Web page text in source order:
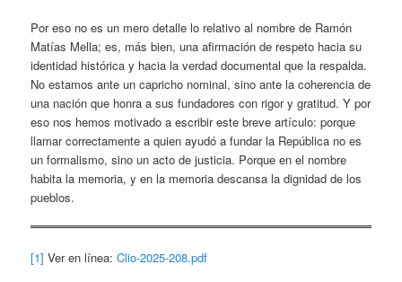
Por eso no es un mero detalle lo relativo al nombre de Ramón
Matías Mella; es, más bien, una afirmación de respeto hacia su
identidad histórica y hacia la verdad documental que la respalda.
No estamos ante un capricho nominal, sino ante la coherencia de
una nación que honra a sus fundadores con rigor y gratitud. Y por
eso nos hemos motivado a escribir este breve artículo: porque
llamar correctamente a quien ayudó a fundar la República no es
un formalismo, sino un acto de justicia. Porque en el nombre
habita la memoria, y en la memoria descansa la dignidad de los
pueblos.
[1] Ver en línea:Clio-2025-208.pdf